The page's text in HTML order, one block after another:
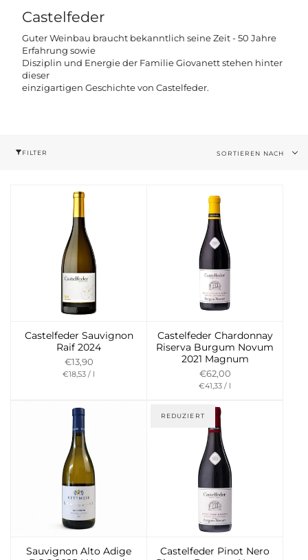
Castelfeder
Guter Weinbau braucht bekanntlich seine Zeit - 50 Jahre
Erfahrung sowie
Disziplin und Energie der Familie Giovanett stehen hinter
dieser
einzigartigen Geschichte von Castelfeder.
FILTER
Sortieren
SORTIEREN NACH
Castelfeder Sauvignon
Raif 2024
€13,90
Preis
€18,53 / per
l
Castelfeder Chardonnay
Riserva Burgum Novum
2021 Magnum
€62,00
Preis
Einheit
€41,33 / per
l
Sauvignon Alto Adige
REDUZIERT
Castelfeder Pinot Nero